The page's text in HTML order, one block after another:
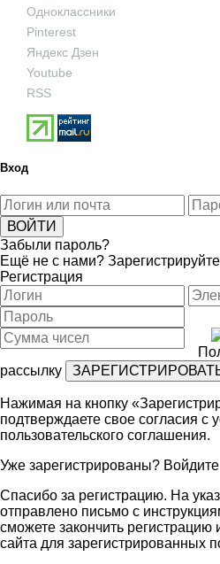
Одноклассники
Pinterest
Яндекс Дзен
Youtube
RSS
Вход
Забыли пароль?
Ещё не с нами?
Регистрация
рассылку
Нажимая на кнопку
подтверждаете свое согласия с
пользовательского соглашения.
Уже зарегистрированы? Войдите
Спасибо за регистрацию. На
отправлено письмо с
сможете закончить регистрацию
сайта для зарегистрированных